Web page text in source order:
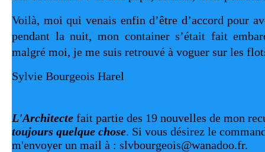
Voilà, moi qui venais enfin d’être d’accord pour
pendant la nuit, mon container s’était fait
malgré moi, je me suis retrouvé à voguer sur les
Sylvie Bourgeois Harel
L'Architecte fait partie des 19 nouvelles de mon
toujours quelque chose. Si vous désirez le
m'envoyer un mail à : slvbourgeois@wanadoo.fr.